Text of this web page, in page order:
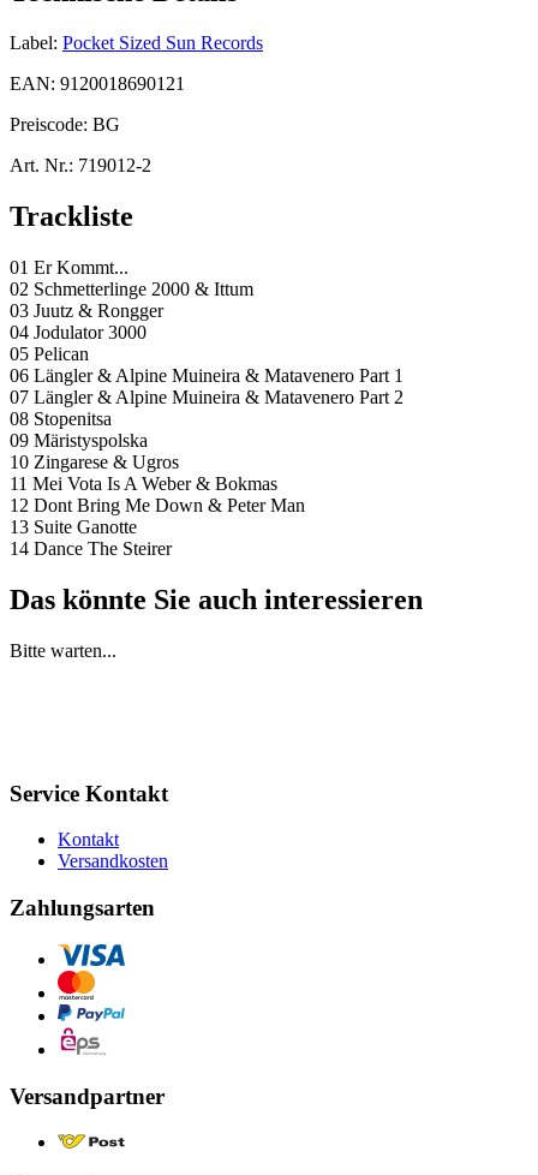
Label: Pocket Sized Sun Records
EAN: 9120018690121
Preiscode: BG
Art. Nr.: 719012-2
Trackliste
01 Er Kommt...
02 Schmetterlinge 2000 & Ittum
03 Juutz & Rongger
04 Jodulator 3000
05 Pelican
06 Längler & Alpine Muineira & Matavenero Part 1
07 Längler & Alpine Muineira & Matavenero Part 2
08 Stopenitsa
09 Märistyspolska
10 Zingarese & Ugros
11 Mei Vota Is A Weber & Bokmas
12 Dont Bring Me Down & Peter Man
13 Suite Ganotte
14 Dance The Steirer
Das könnte Sie auch interessieren
Bitte warten...
Service Kontakt
Kontakt
Versandkosten
Zahlungsarten
Versandpartner